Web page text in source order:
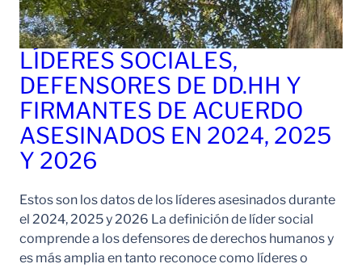
LÍDERES SOCIALES,
DEFENSORES DE DD.HH Y
FIRMANTES DE ACUERDO
ASESINADOS EN 2024, 2025
Y 2026
Estos son los datos de los líderes asesinados durante
el 2024, 2025 y 2026 La definición de líder social
comprende a los defensores de derechos humanos y
es más amplia en tanto reconoce como líderes o